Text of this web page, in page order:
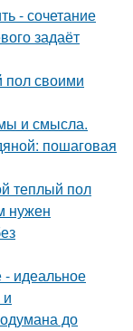
- сочетание
задаёт
пол своими
и смысла.
пошаговая
теплый пол
нужен
идеальное
до